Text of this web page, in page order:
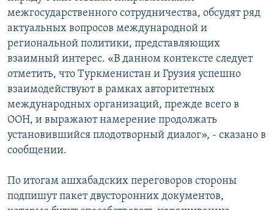
межгосударственного сотрудничества, обсудят ряд
актуальных вопросов международной и
региональной политики, представляющих
взаимный интерес. «В данном контексте следует
отметить, что Туркменистан и Грузия успешно
взаимодействуют в рамках авторитетных
международных организаций, прежде всего в
ООН, и выражают намерение продолжать
установившийся плодотворный диалог», - сказано в
сообщении.
По итогам ашхабадских переговоров стороны
подпишут пакет двусторонних документов,